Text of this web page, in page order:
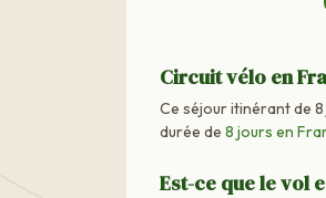
Circuit vélo en
Ce séjour itinérant de
durée de 8 jours en
Est-ce que le vol